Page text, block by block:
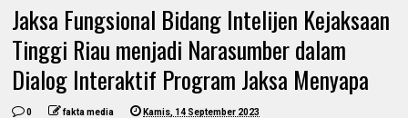
Jaksa Fungsional Bidang Intelijen Kejaksaan
Tinggi Riau menjadi Narasumber dalam
Dialog Interaktif Program Jaksa Menyapa
0 fakta media Kamis, 14 September 2023